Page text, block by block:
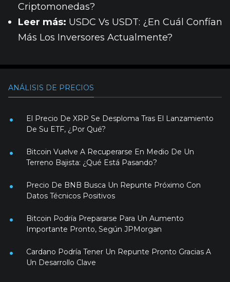
Criptomonedas?
Leer más: USDC Vs USDT: ¿En Cuál Confían
Más Los Inversores Actualmente?
ANÁLISIS DE PRECIOS
El Precio De XRP Se Desploma Tras El Lanzamiento
De Su ETF, ¿Por Qué?
Bitcoin Vuelve A Recuperarse En Medio De Un
Terreno Bajista: ¿Qué Está Pasando?
Precio De BNB Busca Un Repunte Próximo Con
Datos Técnicos Positivos
Bitcoin Podría Prepararse Para Un Aumento
Importante Pronto, Según JPMorgan
Cardano Podría Tener Un Repunte Pronto Gracias A
Un Desarrollo Clave